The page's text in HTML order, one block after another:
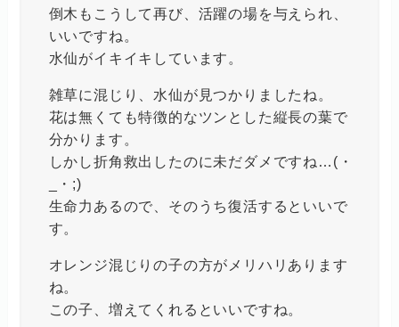
倒木もこうして再び、活躍の場を与えられ、
いいですね。
水仙がイキイキしています。
雑草に混じり、水仙が見つかりましたね。
花は無くても特徴的なツンとした縦長の葉で
分かります。
しかし折角救出したのに未だダメですね…(・
_・;)
生命力あるので、そのうち復活するといいで
す。
オレンジ混じりの子の方がメリハリあります
ね。
この子、増えてくれるといいですね。